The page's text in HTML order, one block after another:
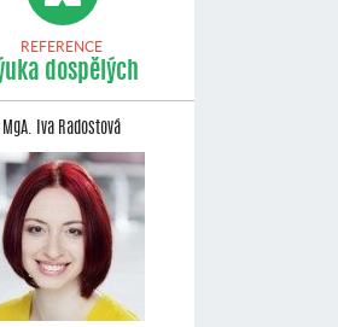
REFERENCE
dospělých
MgA. Iva Radostová